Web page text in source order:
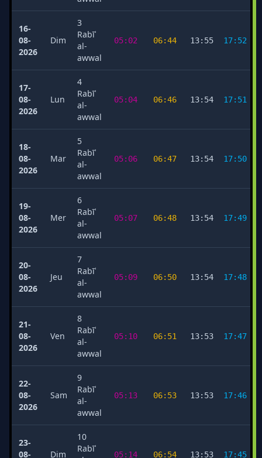
16-
08-
2026
Dim
3
Rabīʿ
al-
awwal
05:02 06:44 13:55 17:52
17-
08-
2026
Lun
4
Rabīʿ
al-
awwal
05:04 06:46 13:54 17:51
18-
08-
2026
Mar
5
Rabīʿ
al-
awwal
05:06 06:47 13:54 17:50
19-
08-
2026
Mer
6
Rabīʿ
al-
awwal
05:07 06:48 13:54 17:49
20-
08-
2026
Jeu
7
Rabīʿ
al-
awwal
05:09 06:50 13:54 17:48
21-
08-
2026
Ven
8
Rabīʿ
al-
awwal
05:10 06:51 13:53 17:47
22-
08-
2026
Sam
9
Rabīʿ
al-
awwal
05:13 06:53 13:53 17:46
23-
08-
Dim
10
Rabīʿ
05:14 06:54 13:53 17:45